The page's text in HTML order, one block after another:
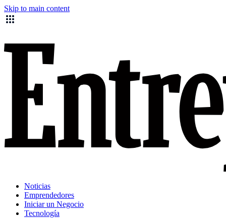
Skip to main content
Noticias
Emprendedores
Iniciar un Negocio
Tecnología